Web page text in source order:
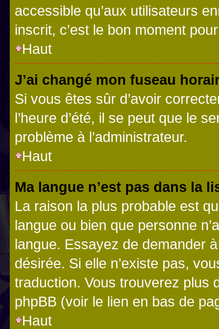
accessible qu’aux utilisateurs
inscrit, c’est le bon moment
Haut
J’ai changé mon fuseau
Si vous êtes sûr d’avoir
l’heure d’été, il se peut que le
problème à l’administrateur.
Haut
Ma langue n’est pas dans la
La raison la plus probable est
langue ou bien que personne
langue. Essayez de demander
désirée. Si elle n’existe pas,
traduction. Vous trouverez plus
phpBB (voir le lien en bas de
Haut